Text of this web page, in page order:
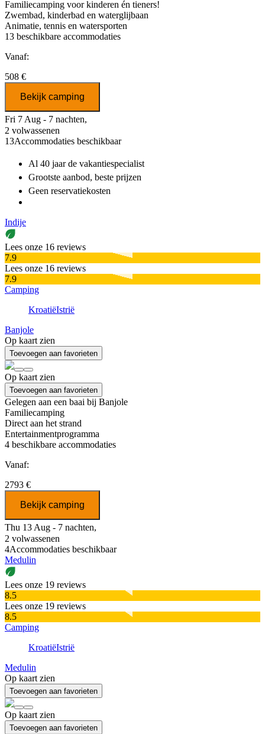
Familiecamping voor kinderen én tieners!
Zwembad, kinderbad en waterglijbaan
Animatie, tennis en watersporten
13 beschikbare accommodaties
Vanaf:
508 €
Bekijk camping
Fri 7 Aug - 7 nachten,
2 volwassenen
13Accommodaties beschikbaar
Al 40 jaarde vakantiespecialist
Grootste aanbod, beste prijzen
Geen reservatiekosten
Indije
Lees onze 16 reviews
7.9
Lees onze 16 reviews
7.9
Camping
KroatiëIstrië
Banjole
Op kaart zien
Toevoegen aan favorieten
Op kaart zien
Toevoegen aan favorieten
Gelegen aan een baai bij Banjole
Familiecamping
Direct aan het strand
Entertainmentprogramma
4 beschikbare accommodaties
Vanaf:
2793 €
Bekijk camping
Thu 13 Aug - 7 nachten,
2 volwassenen
4Accommodaties beschikbaar
Medulin
Lees onze 19 reviews
8.5
Lees onze 19 reviews
8.5
Camping
KroatiëIstrië
Medulin
Op kaart zien
Toevoegen aan favorieten
Op kaart zien
Toevoegen aan favorieten